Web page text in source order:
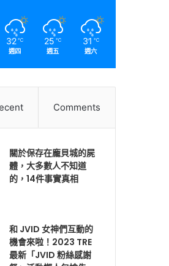
32 ℃
週四
25 ℃
週五
31 ℃
週六
Comments
關於保存在龐貝城的屍
體，大多數人不知道
的，14件事實真相
和 JVID 女神們互動的
機會來啦！2023 TRE
最新「JVID 粉絲感謝